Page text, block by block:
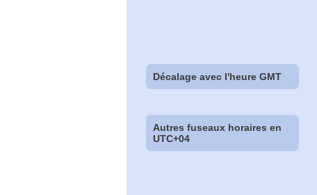
Décalage avec l'heure GMT
Autres fuseaux horaires en
UTC+04